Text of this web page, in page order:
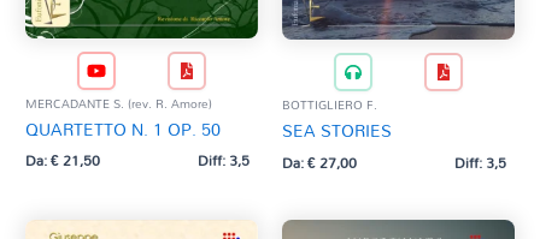
MERCADANTE S. (rev. R. Amore)
QUARTETTO N. 1 OP. 50
Da:€21,50 Diff: 3,5
BOTTIGLIERO F.
SEA STORIES
Da:€27,00 Diff: 3,5